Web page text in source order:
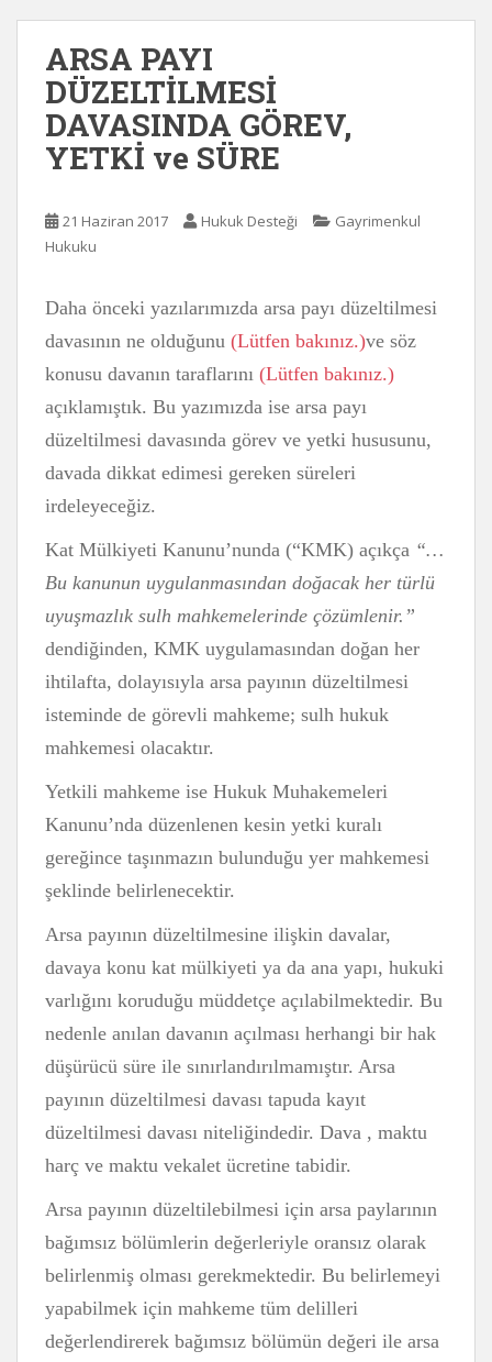
ARSA PAYI
DÜZELTİLMESİ
DAVASINDA GÖREV,
YETKİ ve SÜRE
21 Haziran 2017 Hukuk Desteği
Gayrimenkul
Hukuku
Daha önceki yazılarımızda arsa payı düzeltilmesi
davasının ne olduğunu (Lütfen bakınız.)ve söz
konusu davanın taraflarını (Lütfen bakınız.)
açıklamıştık. Bu yazımızda ise arsa payı
düzeltilmesi davasında görev ve yetki hususunu,
davada dikkat edimesi gereken süreleri
irdeleyeceğiz.
Kat Mülkiyeti Kanunu’nunda (“KMK) açıkça “…
Bu kanunun uygulanmasından doğacak her türlü
uyuşmazlık sulh mahkemelerinde çözümlenir.”
dendiğinden, KMK uygulamasından doğan her
ihtilafta, dolayısıyla arsa payının düzeltilmesi
isteminde de görevli mahkeme; sulh hukuk
mahkemesi olacaktır.
Yetkili mahkeme ise Hukuk Muhakemeleri
Kanunu’nda düzenlenen kesin yetki kuralı
gereğince taşınmazın bulunduğu yer mahkemesi
şeklinde belirlenecektir.
Arsa payının düzeltilmesine ilişkin davalar,
davaya konu kat mülkiyeti ya da ana yapı, hukuki
varlığını koruduğu müddetçe açılabilmektedir. Bu
nedenle anılan davanın açılması herhangi bir hak
düşürücü süre ile sınırlandırılmamıştır. Arsa
payının düzeltilmesi davası tapuda kayıt
düzeltilmesi davası niteliğindedir. Dava , maktu
harç ve maktu vekalet ücretine tabidir.
Arsa payının düzeltilebilmesi için arsa paylarının
bağımsız bölümlerin değerleriyle oransız olarak
belirlenmiş olması gerekmektedir. Bu belirlemeyi
yapabilmek için mahkeme tüm delilleri
değerlendirerek bağımsız bölümün değeri ile arsa